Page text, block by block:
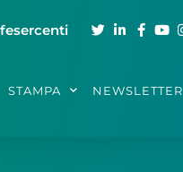
STAMPA NEWSLETTER